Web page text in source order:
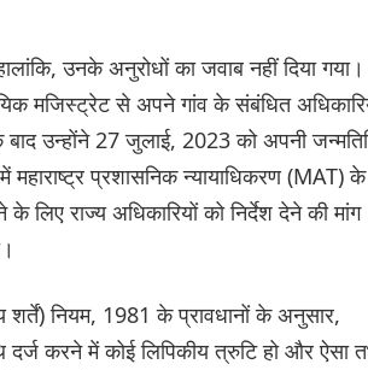
उनके अनुरोधों का जवाब नहीं दिया गया।
मजिस्ट्रेट से अपने गांव के संबंधित
उन्होंने 27 जुलाई, 2023 को अपनी
प्रशासनिक न्यायाधिकरण (MAT) के
राज्य अधिकारियों को निर्देश देने की मांग
शर्तें) नियम, 1981 के प्रावधानों के अनुसार,
करने में कोई लिपिकीय त्रुटि हो और ऐसा